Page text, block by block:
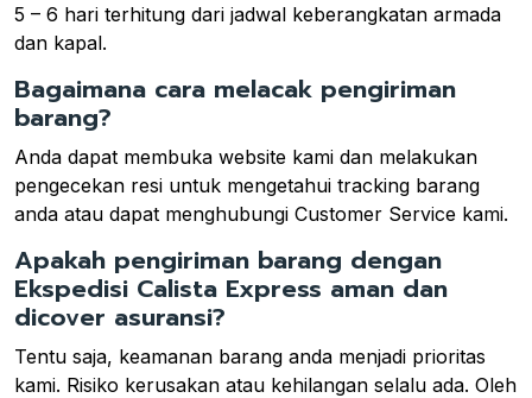
5 – 6 hari terhitung dari jadwal keberangkatan armada
dan kapal.
Bagaimana cara melacak pengiriman
barang?
Anda dapat membuka website kami dan melakukan
pengecekan resi untuk mengetahui tracking barang
anda atau dapat menghubungi Customer Service kami.
Apakah pengiriman barang dengan
Ekspedisi Calista Express aman dan
dicover asuransi?
Tentu saja, keamanan barang anda menjadi prioritas
kami. Risiko kerusakan atau kehilangan selalu ada. Oleh